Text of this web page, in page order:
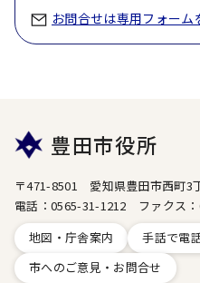
お問合せは専用フォーム
豊田市役所
〒471-8501 愛知県豊田市西町3
電話：0565-31-1212 ファクス
地図・庁舎案内
手話で電
市へのご意見・お問合せ